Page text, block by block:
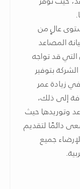
عالٍ من
المصاعد
قد تواجه
بتوفير
زيادة عمر
إلى ذلك،
وتوريدها حيث
دائمًا لتقديم
جميع